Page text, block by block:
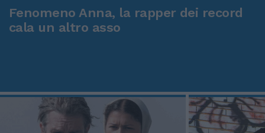
Fenomeno Anna, la rapper dei record
cala un altro asso